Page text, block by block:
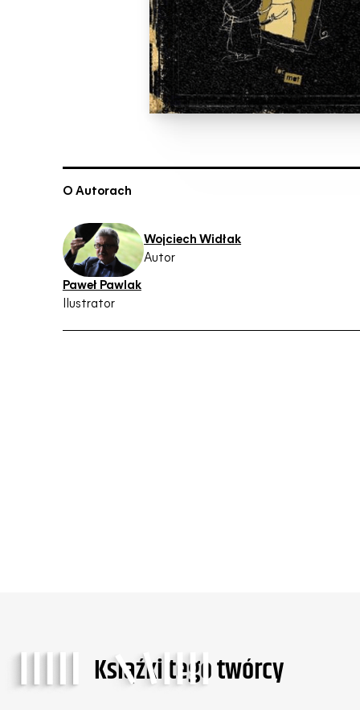
O Autorach
Wojciech Widłak
Autor
Paweł Pawlak
Ilustrator
Ksiąźki tego twórcy